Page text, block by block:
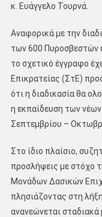
κ. Ευάγγελο Τουρνά.
Αναφορικά με την
των 600 Πυροσβεστών
το σχετικό έγγραφο
Επικρατείας (ΣτΕ)
ότι η διαδικασία θα
η εκπαίδευση των νέων
Σεπτεμβρίου –
Στο ίδιο πλαίσιο,
προσλήψεις με στόχο
Μονάδων Δασικών
πλησιάζοντας στη
ανανεώνεται